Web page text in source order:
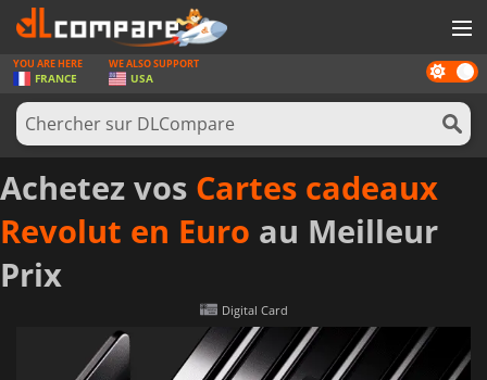
JEUX
CARTES PRÉPAYÉES
LOGICIELS
CONCOURS
MATÉRIEL
NEWS
SE CONNECTER OU S'INSCRIRE
Dark
mode
YOU ARE HERE
FRANCE
WE ALSO SUPPORT
USA
Achetez vos Cartes cadeaux
Revolut en Euro au Meilleur
Prix
Digital Card